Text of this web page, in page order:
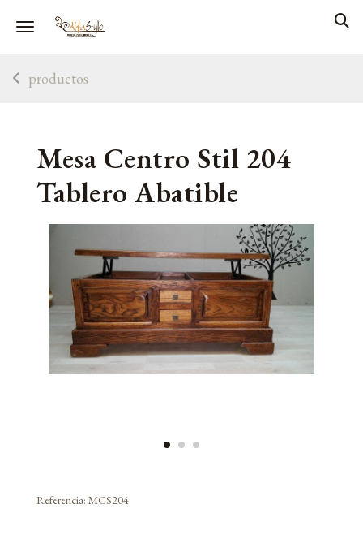
Toggle navigation
productos
Mesa Centro Stil 204
Tablero Abatible
Referencia: MCS204